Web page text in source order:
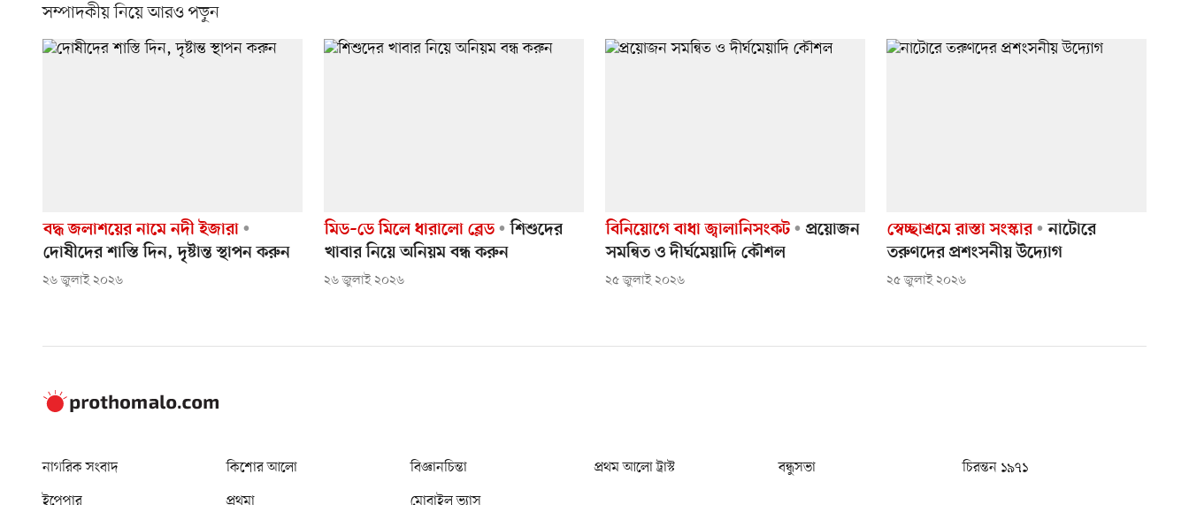
সম্পাদকীয় নিয়ে আরও পড়ুন
বদ্ধ জলাশয়ের নামে নদী ইজারা
দোষীদের শাস্তি দিন, দৃষ্টান্ত স্থাপন করুন
২৬ জুলাই ২০২৬
মিড–ডে মিলে ধারালো ব্লেড
শিশুদের
খাবার নিয়ে অনিয়ম বন্ধ করুন
২৬ জুলাই ২০২৬
বিনিয়োগে বাধা জ্বালানিসংকট
প্রয়োজন
সমন্বিত ও দীর্ঘমেয়াদি কৌশল
২৫ জুলাই ২০২৬
স্বেচ্ছাশ্রমে রাস্তা সংস্কার
নাটোরে
তরুণদের প্রশংসনীয় উদ্যোগ
২৫ জুলাই ২০২৬
নাগরিক সংবাদ কিশোর আলো বিজ্ঞানচিন্তা প্রথম আলো ট্রাস্ট বন্ধুসভা
চিরন্তন ১৯৭১